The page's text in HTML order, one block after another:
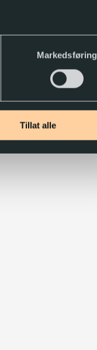
Markedsføring
Tillat alle